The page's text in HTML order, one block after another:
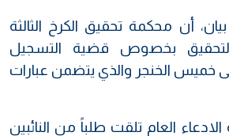
أن محكمة تحقيق الكرخ الثالثة
التحقيق بخصوص قضية التسجيل
خميس الخنجر والذي يتضمن عبارات
العام تلقت طلباً من النائبين